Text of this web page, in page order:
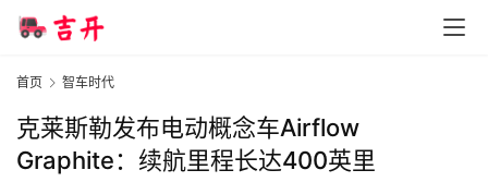
首页 智车时代
克莱斯勒发布电动概念车Airflow
Graphite：续航里程长达400英里